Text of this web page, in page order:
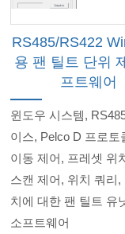
RS485/RS422
용 팬 틸트 단위
프트웨어
윈도우 시스템,
이스, Pelco D 프로토
이동 제어, 프레셋 위
스캔 제어, 위치 쿼리,
치에 대한 팬 틸트 유
소프트웨어